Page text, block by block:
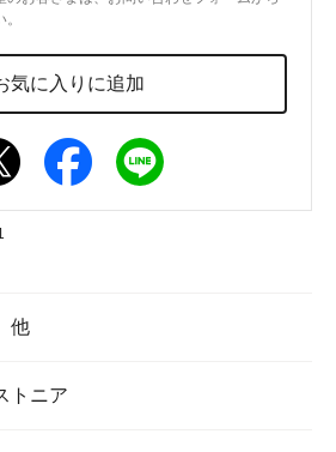
気に入りに追加
他
トニア